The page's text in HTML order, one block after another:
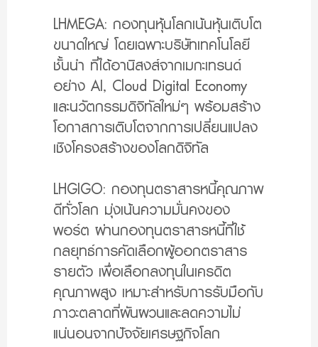
LHMEGA: กองทุนหุ้นโลกเน้นหุ้นเติบโต
ขนาดใหญ่ โดยเฉพาะบริษัทเทคโนโลยี
ชั้นนำ ที่ได้อานิสงส์จากเมกะเทรนด์
อย่าง AI, Cloud Digital Economy
และนวัตกรรมดิจิทัลใหม่ๆ พร้อมสร้าง
โอกาสการเติบโตจากการเปลี่ยนแปลง
เชิงโครงสร้างของโลกดิจิทัล
LHGIGO: กองทุนตราสารหนี้คุณภาพ
ดีทั่วโลก มุ่งเน้นความมั่นคงของ
พอร์ต ผ่านกองทุนตราสารหนี้ที่ใช้
กลยุทธ์การคัดเลือกผู้ออกตราสาร
รายตัว เพื่อเลือกลงทุนในเครดิต
คุณภาพสูง เหมาะสำหรับการรับมือกับ
ภาวะตลาดที่ผันผวนและลดความไม่
แน่นอนจากปัจจัยเศรษฐกิจโลก